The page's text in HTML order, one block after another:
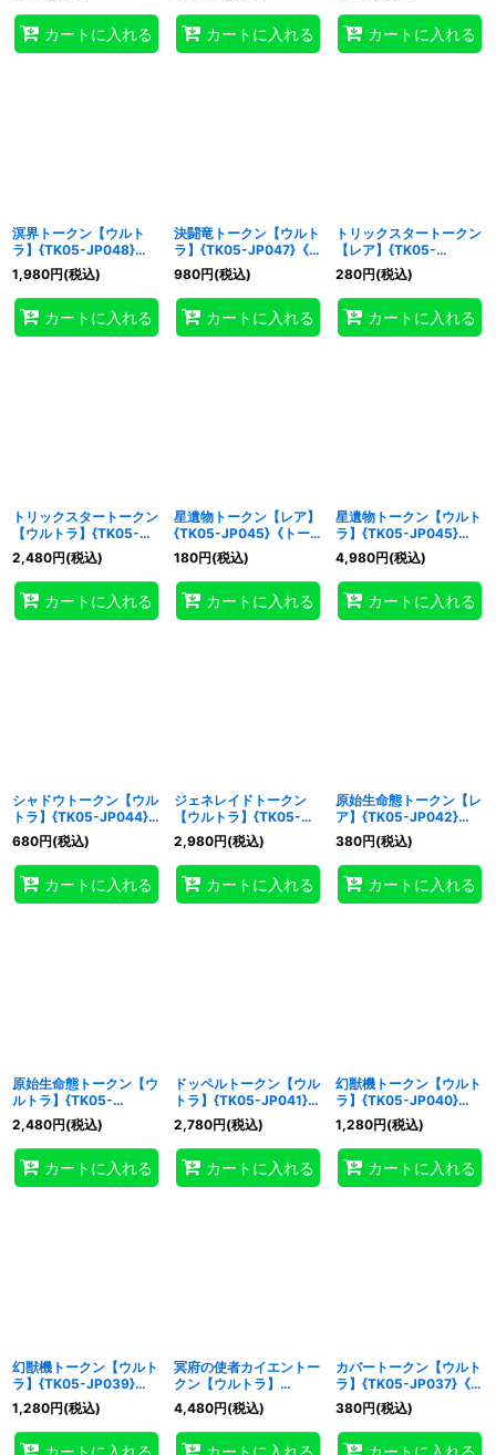
カートに入れる カートに入れる カートに入れる
溟界トークン【ウルト
ラ】{TK05-JP048}
《トークン》
1,980円(税込)
カートに入れる
決闘竜トークン【ウルト
ラ】{TK05-JP047}《ト
ークン》
980円(税込)
カートに入れる
トリックスタートークン
【レア】{TK05-
JP046}《トークン》
280円(税込)
カートに入れる
トリックスタートークン
【ウルトラ】{TK05-
JP046}《トークン》
2,480円(税込)
カートに入れる
星遺物トークン【レア】
{TK05-JP045}《トー
クン》
180円(税込)
カートに入れる
星遺物トークン【ウルト
ラ】{TK05-JP045}
《トークン》
4,980円(税込)
カートに入れる
シャドウトークン【ウル
トラ】{TK05-JP044}
《トークン》
680円(税込)
カートに入れる
ジェネレイドトークン
【ウルトラ】{TK05-
JP043}《トークン》
2,980円(税込)
カートに入れる
原始生命態トークン【レ
ア】{TK05-JP042}
《トークン》
380円(税込)
カートに入れる
原始生命態トークン【ウ
ルトラ】{TK05-
JP042}《トークン》
2,480円(税込)
カートに入れる
ドッペルトークン【ウル
トラ】{TK05-JP041}
《トークン》
2,780円(税込)
カートに入れる
幻獣機トークン【ウルト
ラ】{TK05-JP040}
《トークン》
1,280円(税込)
カートに入れる
幻獣機トークン【ウルト
ラ】{TK05-JP039}
《トークン》
1,280円(税込)
カートに入れる
冥府の使者カイエントー
クン【ウルトラ】
{TK05-JP038}《トー
クン》
4,480円(税込)
カートに入れる
カバートークン【ウルト
ラ】{TK05-JP037}《ト
ークン》
380円(税込)
カートに入れる